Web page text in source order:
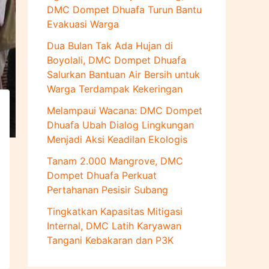
k
:
DMC Dompet Dhuafa Turun Bantu
Evakuasi Warga
Dua Bulan Tak Ada Hujan di
Boyolali, DMC Dompet Dhuafa
Salurkan Bantuan Air Bersih untuk
Warga Terdampak Kekeringan
Melampaui Wacana: DMC Dompet
Dhuafa Ubah Dialog Lingkungan
Menjadi Aksi Keadilan Ekologis
Tanam 2.000 Mangrove, DMC
Dompet Dhuafa Perkuat
Pertahanan Pesisir Subang
Tingkatkan Kapasitas Mitigasi
Internal, DMC Latih Karyawan
Tangani Kebakaran dan P3K